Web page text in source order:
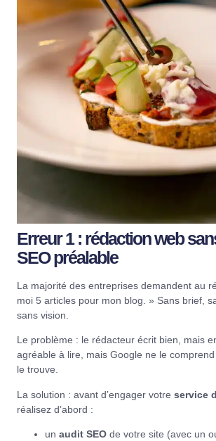
Erreur 1 : rédaction web
SEO préalable
La majorité des entreprises demandent au
moi 5 articles pour mon blog. » Sans brief,
sans vision.
Le problème : le rédacteur écrit bien, mais
agréable à lire, mais Google ne le
le trouve.
La solution : avant d’engager votre service
réalisez d’abord :
un audit SEO de votre site (avec un